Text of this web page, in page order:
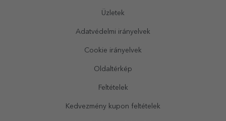
Üzletek
Adatvédelmi irányelvek
Cookie irányelvek
Oldaltérkép
Feltételek
Kedvezmény kupon feltételek